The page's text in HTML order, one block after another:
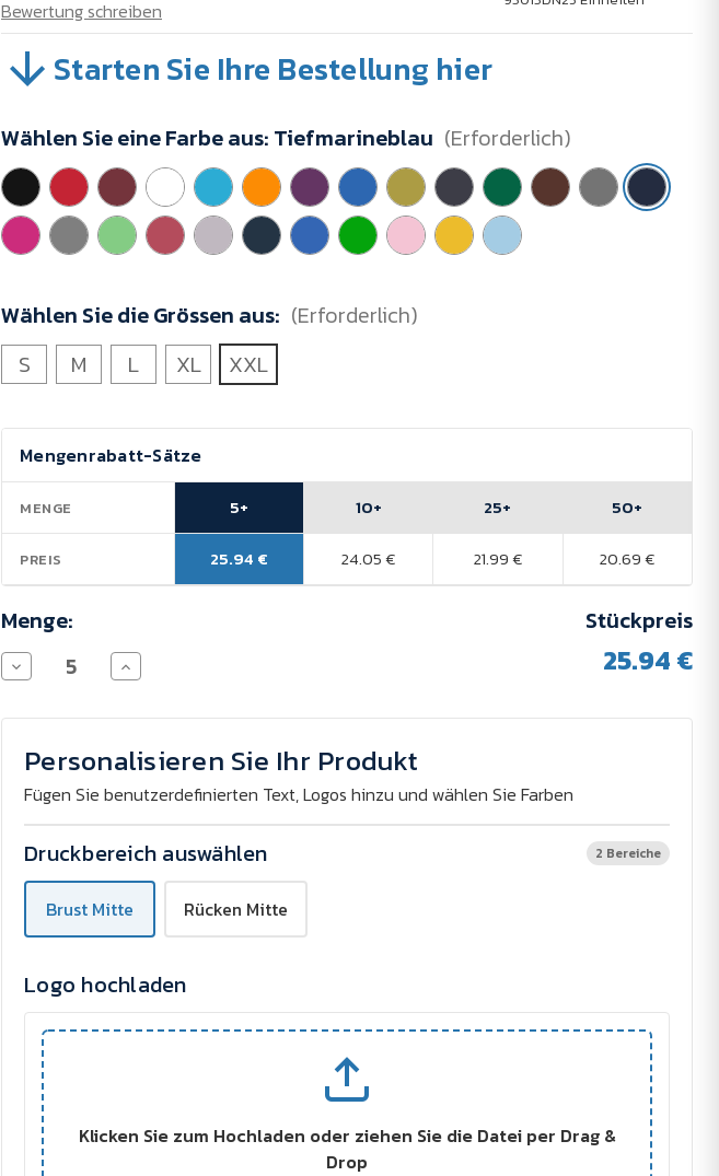
Bewertung schreiben
SKU:
93013DN2
Mindestkaufwert:
Einheiten
Starten Sie Ihre Bestellung hier
Wählen Sie eine Farbe aus: Tiefmarineblau (Erforderlich)
Wählen Sie die Grössen aus: (Erforderlich)
S
M L XL XXL
Aktueller
Lagerbestand:
Mengenrabatt-Sätze
MENGE
PREIS
5+
25.94 €
10+
24.05 €
25+
21.99 €
50+
20.69 €
Menge:
Menge
von
of
Loom
Kapuzenpullover
280
g/m²
Digitaldruck
verringern
Menge
von
of
Loom
Kapuzenpullover
280
g/m²
-
Digitaldruck
erhöhen
Stückpreis
25.94 €
Personalisieren Sie Ihr Produkt
Fügen Sie benutzerdefinierten Text, Logos hinzu und wählen Sie Farben
Druckbereich auswählen 2 Bereiche
Brust Mitte Rücken Mitte
Logo hochladen
Klicken Sie zum Hochladen oder ziehen Sie die Datei per Drag &
Drop